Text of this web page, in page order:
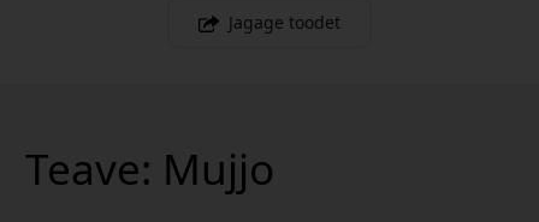
Jagage toodet
Teave: Mujjo